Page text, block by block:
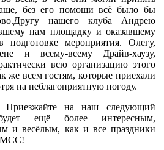
без его помощи всё было бы
нашего клуба Андрею
нам площадку и оказавшему
мероприятия. Олегу,
и всему-всему Драйв-хаузу,
всю организацию этого
же всем гостям, которые приехали
на неблагоприятную погоду.
Приезжайте на наш следующий
ещё более интересным,
и весёлым, как и все праздники
МСС!